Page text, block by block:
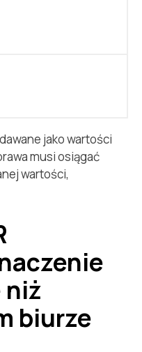
jako wartości
musi osiągać
wartości,
niż
biurze